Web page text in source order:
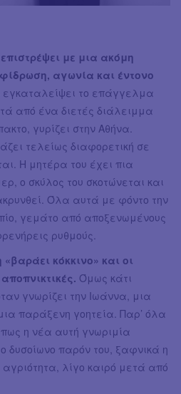
με μια ακόμη
αγωνία και έντονο
εγκαταλείψει το επάγγελμα
από ένα διετές διάλειμμα
γυρίζει στην Αθήνα.
τελείως διαφορετική σε
Η μητέρα του έχει πια
ο σκύλος του σκοτώνεται και
Όλα αυτά με φόντο την
γεμάτο από αποξενωμένους
ρυθμούς.
κόκκινο» και οι
Όμως κάτι
γνωρίζει την Ιωάννα, μια
παράξενη γοητεία. Παρ’ όλα
η νέα αυτή γνωριμία
δυσοίωνο παρόν του, ξαφνικά η
λίγο καιρό μετά από